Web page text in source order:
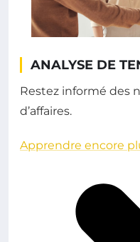
ANALYSE DE
Restez informé des
d’affaires.
Apprendre encore